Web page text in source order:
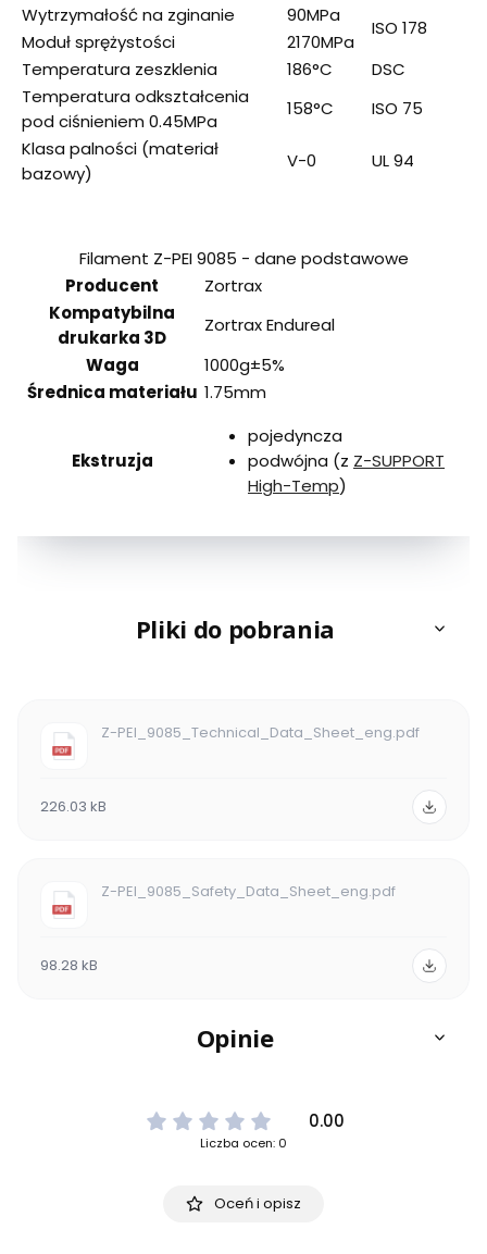
Wytrzymałość na zginanie
90MPa
ISO 178
Moduł sprężystości
2170MPa
Temperatura zeszklenia
186°C
DSC
Temperatura odkształcenia
pod ciśnieniem 0.45MPa
158°C
ISO 75
Klasa palności (materiał
bazowy)
V-0 UL 94
Filament Z-PEI 9085 - dane podstawowe
Producent
Zortrax
Kompatybilna
drukarka 3D
Zortrax Endureal
Waga
1000g±5%
Średnica materiału 1.75mm
Ekstruzja
pojedyncza
podwójna (z Z-SUPPORT
High-Temp)
Pliki do pobrania
Z-PEI_9085_Technical_Data_Sheet_eng.pdf
226.03 kB
Z-PEI_9085_Safety_Data_Sheet_eng.pdf
98.28 kB
Opinie
0.00
Liczba ocen: 0
Oceń i opisz